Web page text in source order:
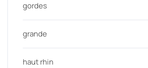
gordes
grande
haut rhin